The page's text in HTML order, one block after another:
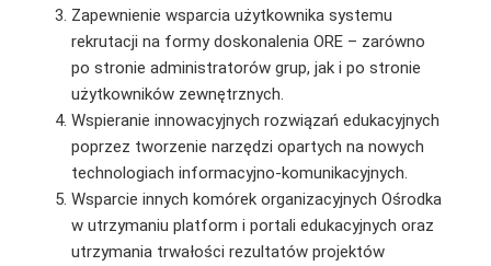
Zapewnienie wsparcia użytkownika systemu
rekrutacji na formy doskonalenia ORE – zarówno
po stronie administratorów grup, jak i po stronie
użytkowników zewnętrznych.
Wspieranie innowacyjnych rozwiązań edukacyjnych
poprzez tworzenie narzędzi opartych na nowych
technologiach informacyjno-komunikacyjnych.
Wsparcie innych komórek organizacyjnych Ośrodka
w utrzymaniu platform i portali edukacyjnych oraz
utrzymania trwałości rezultatów projektów